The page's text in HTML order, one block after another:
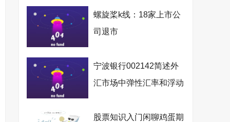
螺旋桨k线：18家上市公
司退市
宁波银行002142简述外
汇市场中弹性汇率和浮动
股票知识入门闲聊鸡蛋期